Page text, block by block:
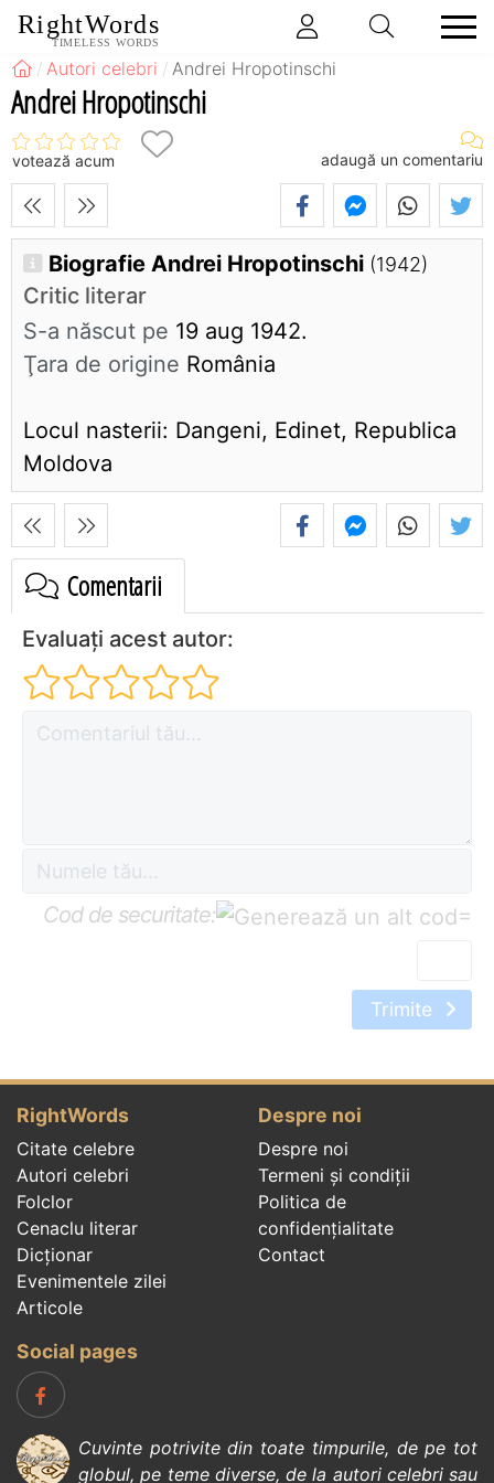
RightWords
TIMELESS WORDS
Autori celebri Andrei Hropotinschi
Andrei Hropotinschi
votează acum adaugă un comentariu
Biografie Andrei Hropotinschi (1942)
Critic literar
S-a născut pe 19 aug 1942.
Ţara de origine România
Locul nasterii: Dangeni, Edinet, Republica
Moldova
Comentarii
Evaluați acest autor:
Cod de securitate: =
Trimite
RightWords
Citate celebre
Autori celebri
Folclor
Cenaclu literar
Dicționar
Evenimentele zilei
Articole
Despre noi
Despre noi
Termeni și condiții
Politica de
confidenţialitate
Contact
Social pages
Cuvinte potrivite din toate timpurile, de pe tot
globul, pe teme diverse, de la autori celebrisau